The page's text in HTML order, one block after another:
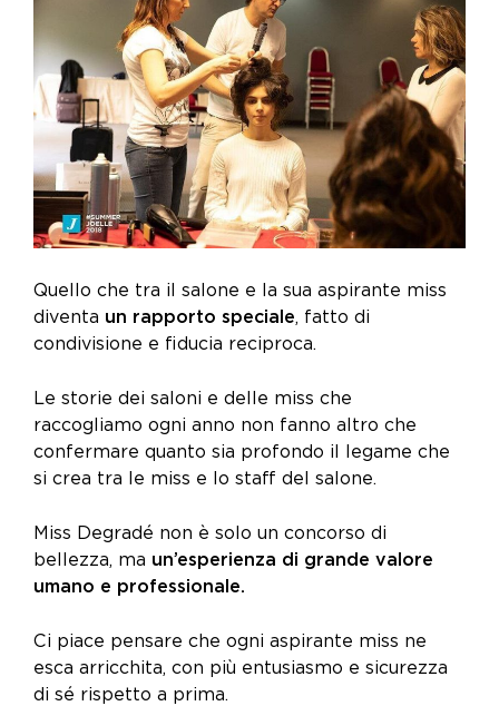
Quello che tra il salone e la sua aspirante miss
diventa un rapporto speciale, fatto di
condivisione e fiducia reciproca.
Le storie dei saloni e delle miss che
raccogliamo ogni anno non fanno altro che
confermare quanto sia profondo il legame che
si crea tra le miss e lo staff del salone.
Miss Degradé non è solo un concorso di
bellezza, ma un’esperienza di grande valore
umano e professionale.
Ci piace pensare che ogni aspirante miss ne
esca arricchita, con più entusiasmo e sicurezza
di sé rispetto a prima.